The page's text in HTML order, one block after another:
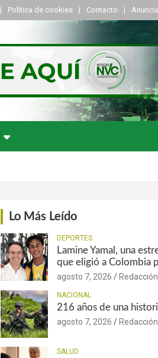
Política de cookies Contacto Anuncia
Lo Más Leído
DEPORTES
Lamine Yamal, una
que eligió a Colombia
agosto 7, 2026
NACIONAL
216 años de una
agosto 7, 2026
SALUD